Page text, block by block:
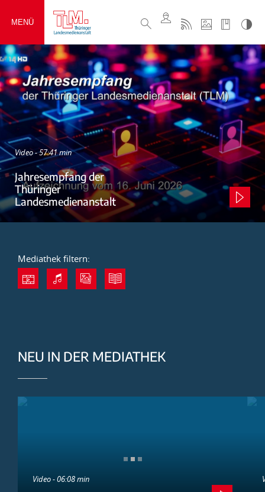
MENÜ
Video - 57:41 min
Jahresempfang der
Thüringer
Landesmedienanstalt
Mediathek filtern:
NEU IN DER MEDIATHEK
Video - 06:08 min